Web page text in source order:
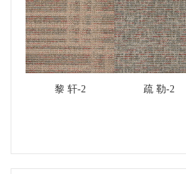
黎 轩-2 疏 勒-2